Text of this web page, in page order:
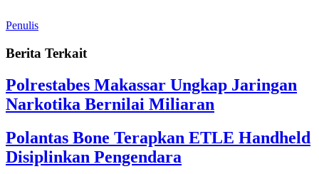
Penulis
Berita Terkait
Polrestabes Makassar Ungkap Jaringan
Narkotika Bernilai Miliaran
Polantas Bone Terapkan ETLE Handheld
Disiplinkan Pengendara